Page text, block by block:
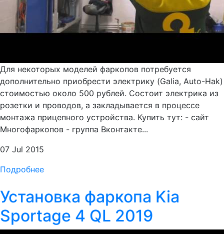
Для некоторых моделей фаркопов потребуется
дополнительно приобрести электрику (Galia, Auto-Hak)
стоимостью около 500 рублей. Состоит электрика из
розетки и проводов, а закладывается в процессе
монтажа прицепного устройства. Купить тут: - сайт
Многофаркопов - группа Вконтакте...
07 Jul 2015
Подробнее
Установка фаркопа Kia
Sportage 4 QL 2019